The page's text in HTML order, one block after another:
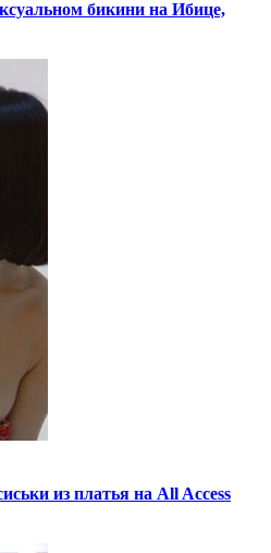
бикини на Ибице,
из платья на All Access